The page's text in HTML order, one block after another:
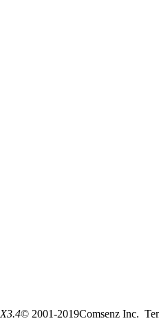
X3.4© 2001-2019Comsenz Inc.